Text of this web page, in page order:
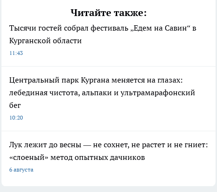
Читайте также:
Тысячи гостей собрал фестиваль „Едем на Савин“ в
Курганской области
11:43
Центральный парк Кургана меняется на глазах:
лебединая чистота, альпаки и ультрамарафонский
бег
10:20
Лук лежит до весны — не сохнет, не растет и не гниет:
«слоеный» метод опытных дачников
6 августа